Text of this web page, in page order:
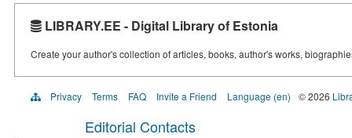
LIBRARY.EE - Digital Library of Estonia
Create your author's collection of articles, books, author's works,
Privacy Terms FAQ Invite a Friend Language (en) © 2026
Editorial Contacts